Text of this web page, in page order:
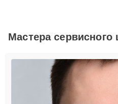
Мастера сервисного